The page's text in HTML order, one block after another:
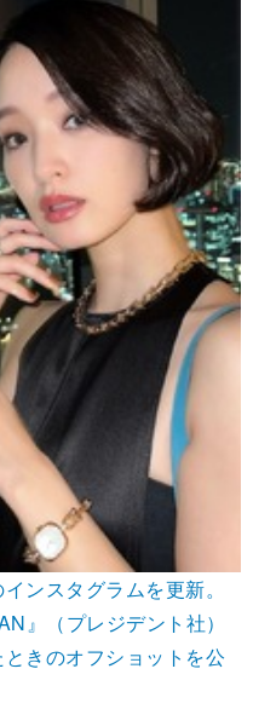
ンスタグラムを更新。
』（プレジデント社）
きのオフショットを公